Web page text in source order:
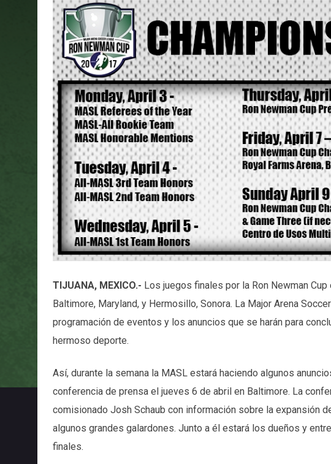
TIJUANA, MEXICO.- Los juegos finales por la Ron Newman
Baltimore, Maryland, y Hermosillo, Sonora. La Major Arena
programación de eventos y los anuncios que se harán para
hermoso deporte.
Así, durante la semana la MASL estará haciendo algunos
conferencia de prensa el jueves 6 de abril en Baltimore. La
comisionado Josh Schaub con información sobre la expansión
algunos grandes galardones. Junto a él estará los dueños y
finales.